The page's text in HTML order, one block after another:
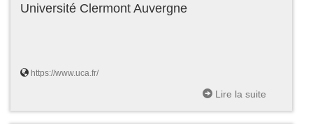
Université Clermont Auvergne
https://www.uca.fr/
Lire la suite